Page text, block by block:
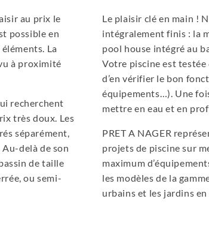
au prix le
possible en
La
à proximité
recherchent
très doux. Les
séparément,
delà de son
de taille
ou semi-
Le plaisir clé en main !
intégralement finis : la
pool house intégré au
Votre piscine est
d’en vérifier le bon
équipements…). Une
mettre en eau et en
PRET A NAGER
projets de piscine sur
maximum
les modèles de la
urbains et les jardins